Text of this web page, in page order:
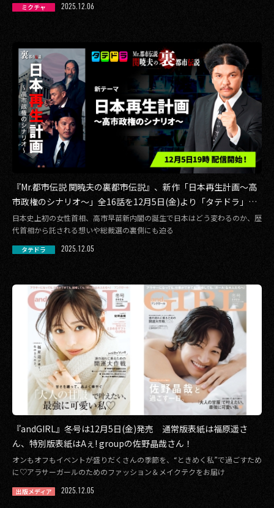
ミクチャ 2025.12.06
『Mr.都市伝説 関暁夫の裏都市伝説』、新作「日本再生計画〜高
市政権のシナリオ〜」全16話を12月5日(金)より「タテドラ」で
配信開始
日本史上初の女性首相、高市早苗新内閣の誕生で日本はどう変わるのか、歴
代首相から託される想いや総裁選の裏側にも迫る
タテドラ 2025.12.05
『andGIRL』冬号は12月5日(金)発売 通常版表紙は福原遥さ
ん、特別版表紙はAぇ! groupの佐野晶哉さん！
オンもオフもイベントが盛りだくさんの季節を、“ときめく私”で過ごすため
に♡アラサーガールのためのファッション＆メイクテクをお届け
出版メディア 2025.12.05